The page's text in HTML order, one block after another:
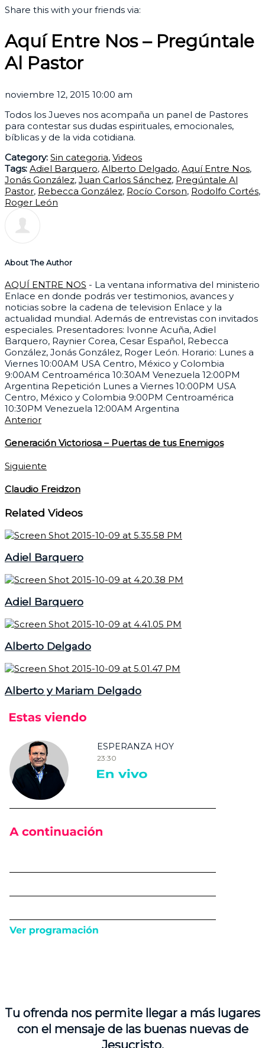
Share this with your friends via:
Aquí Entre Nos – Pregúntale
Al Pastor
noviembre 12, 2015 10:00 am
Todos los Jueves nos acompaña un panel de Pastores
para contestar sus dudas espirituales, emocionales,
bíblicas y de la vida cotidiana.
Category: Sin categoria, Videos
Tags: Adiel Barquero, Alberto Delgado, Aquí Entre Nos,
Jonás González, Juan Carlos Sánchez, Pregúntale Al
Pastor, Rebecca González, Rocío Corson, Rodolfo Cortés,
Roger León
About The Author
AQUÍ ENTRE NOS - La ventana informativa del ministerio
Enlace en donde podrás ver testimonios, avances y
noticias sobre la cadena de television Enlace y la
actualidad mundial. Además de entrevistas con invitados
especiales. Presentadores: Ivonne Acuña, Adiel
Barquero, Raynier Corea, Cesar Español, Rebecca
González, Jonás González, Roger León. Horario: Lunes a
Viernes 10:00AM USA Centro, México y Colombia
9:00AM Centroamérica 10:30AM Venezuela 12:00PM
Argentina Repetición Lunes a Viernes 10:00PM USA
Centro, México y Colombia 9:00PM Centroamérica
10:30PM Venezuela 12:00AM Argentina
Anterior
Generación Victoriosa – Puertas de tus Enemigos
Siguiente
Claudio Freidzon
Related Videos
Adiel Barquero
Adiel Barquero
Alberto Delgado
Alberto y Mariam Delgado
Tu ofrenda nos permite llegar a más lugares
con el mensaje de las buenas nuevas de
Jesucristo.